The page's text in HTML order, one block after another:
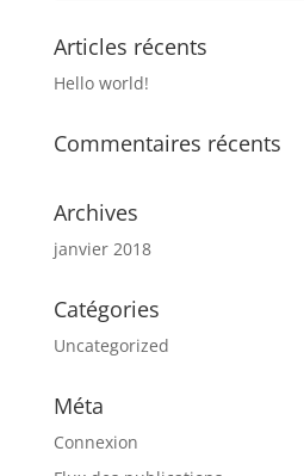
Articles récents
Hello world!
Commentaires récents
Archives
janvier 2018
Catégories
Uncategorized
Méta
Connexion